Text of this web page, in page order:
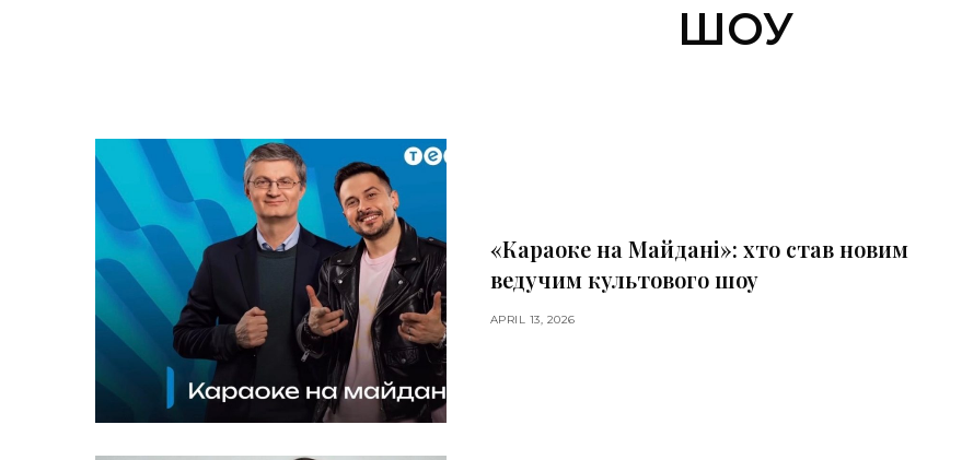
ШОУ
«Караоке на Майдані»: хто став новим
ведучим культового шоу
APRIL 13, 2026